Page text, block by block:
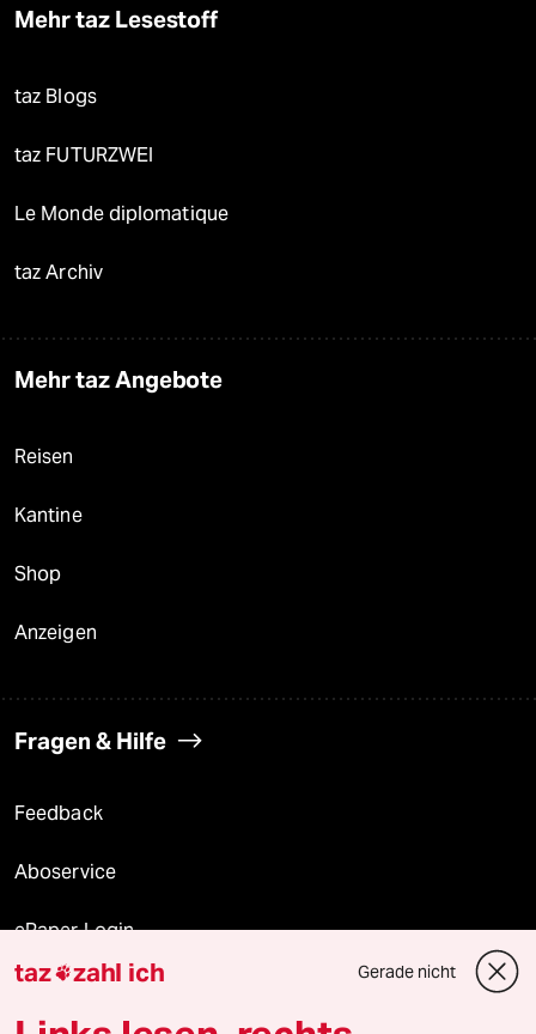
Mehr taz Lesestoff
taz Blogs
taz FUTURZWEI
Le Monde diplomatique
taz Archiv
Mehr taz Angebote
Reisen
Kantine
Shop
Anzeigen
Fragen & Hilfe
Feedback
Aboservice
ePaper Login
Downloads für Abonnierende
taz zahl ich Gerade nicht